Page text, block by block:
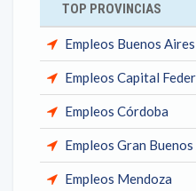
TOP PROVINCIAS
Empleos Buenos Aires
Empleos Capital
Empleos Córdoba
Empleos Gran
Empleos Mendoza